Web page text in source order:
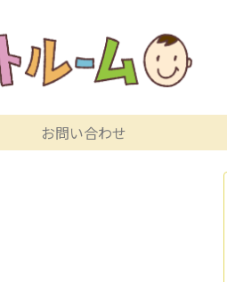
お問い合わせ